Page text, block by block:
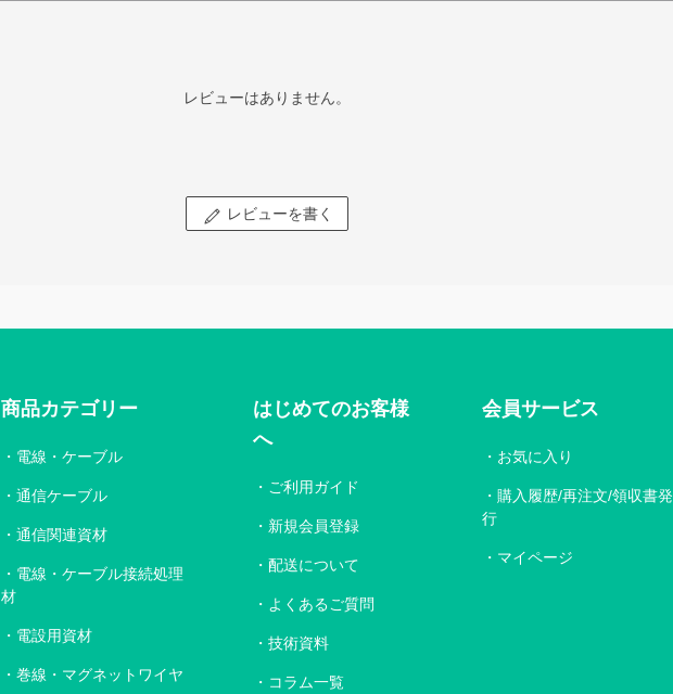
レビューはありません。
レビューを書く
商品カテゴリー
電線・ケーブル
通信ケーブル
通信関連資材
電線・ケーブル接続処理
材
電設用資材
巻線・マグネットワイヤ
はじめてのお客様
へ
ご利用ガイド
新規会員登録
配送について
よくあるご質問
技術資料
コラム一覧
会員サービス
お気に入り
購入履歴/再注文/領収書発
行
マイページ